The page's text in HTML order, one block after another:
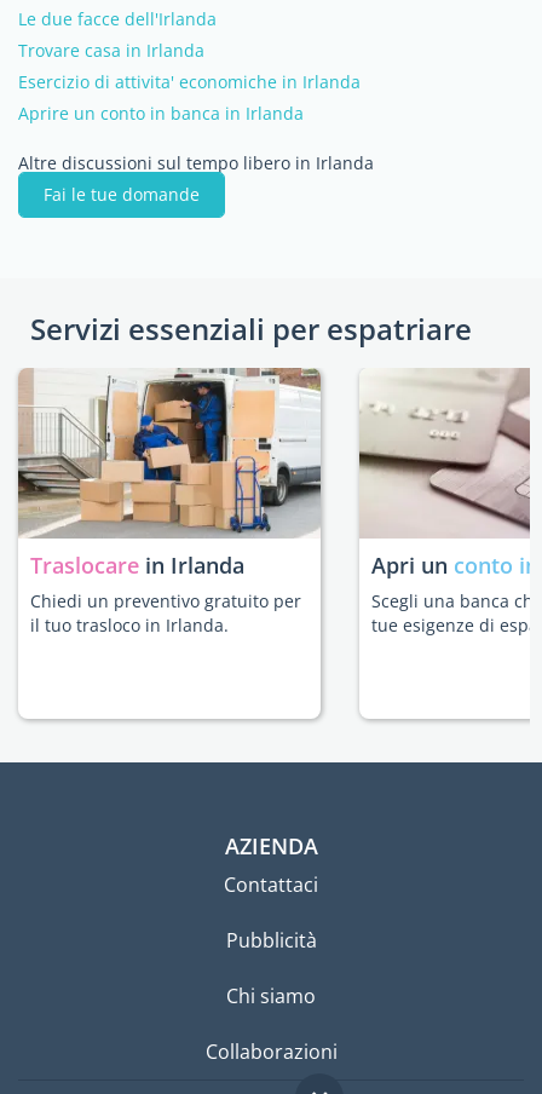
Le due facce dell'Irlanda
Trovare casa in Irlanda
Esercizio di attivita' economiche in Irlanda
Aprire un conto in banca in Irlanda
Altre discussioni sul tempo libero in Irlanda
Fai le tue domande
Servizi essenziali per espatriare
Traslocare in Irlanda
Chiedi un preventivo gratuito per
il tuo trasloco in Irlanda.
Apri un conto
Scegli una banca
tue esigenze di
AZIENDA
Contattaci
Pubblicità
Chi siamo
Collaborazioni